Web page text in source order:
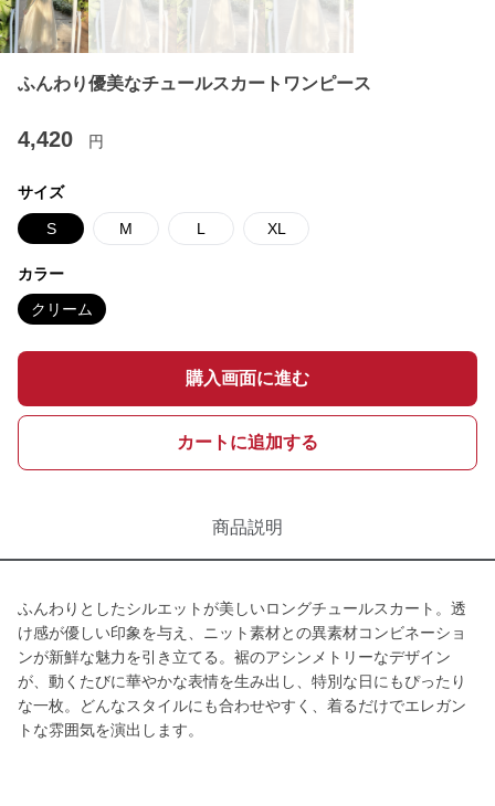
ふんわり優美なチュールスカートワンピース
4,420 円
サイズ
S M L XL
カラー
クリーム
購入画面に進む
カートに追加する
商品説明
ふんわりとしたシルエットが美しいロングチュールスカート。透
け感が優しい印象を与え、ニット素材との異素材コンビネーショ
ンが新鮮な魅力を引き立てる。裾のアシンメトリーなデザイン
が、動くたびに華やかな表情を生み出し、特別な日にもぴったり
な一枚。どんなスタイルにも合わせやすく、着るだけでエレガン
トな雰囲気を演出します。